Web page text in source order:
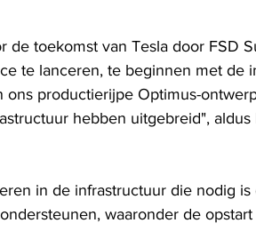
de toekomst van Tesla door FSD
te lanceren, te beginnen met de
productierijpe Optimus-
hebben uitgebreid",
in de infrastructuur die nodig
waaronder de